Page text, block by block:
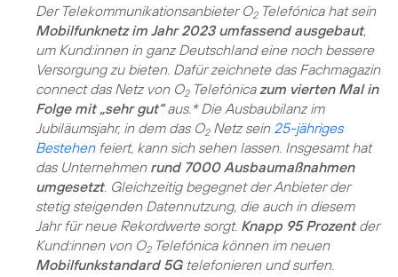
Der Telekommunikationsanbieter O2Telefónica hat sein
Mobilfunknetz im Jahr 2023 umfassend ausgebaut,
um Kund:innen in ganz Deutschland eine noch bessere
Versorgung zu bieten. Dafür zeichnete das Fachmagazin
connect das Netz von O2Telefónica zum vierten Mal in
Folge mit „sehr gut“aus.* Die Ausbaubilanz im
Jubiläumsjahr, in dem das O2Netz sein 25-jähriges
Bestehenfeiert, kann sich sehen lassen. Insgesamt hat
das Unternehmen rund 7000 Ausbaumaßnahmen
umgesetzt. Gleichzeitig begegnet der Anbieter der
stetig steigenden Datennutzung, die auch in diesem
Jahr für neue Rekordwerte sorgt. Knapp 95 Prozentder
Kund:innen von O2Telefónica können im neuen
Mobilfunkstandard 5Gtelefonieren und surfen.